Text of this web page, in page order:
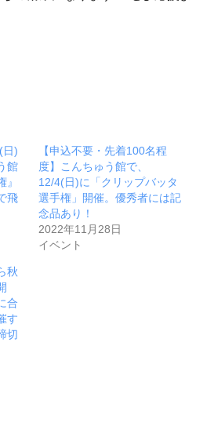
日)
館
飛
【申込不要・先着100名程
度】こんちゅう館で、
12/4(日)に「クリップバッタ
選手権」開催。優秀者には記
念品あり！
2022年11月28日
イベント
秋
合
す
切